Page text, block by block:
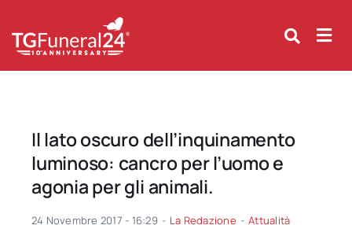
content
Il lato oscuro dell’inquinamento
luminoso: cancro per l’uomo e
agonia per gli animali.
24 Novembre 2017 - 16:29 - La Redazione - Attualità